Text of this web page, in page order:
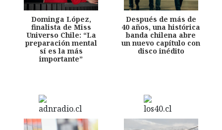
Dominga López,
finalista de Miss
Universo Chile: “La
preparación mental
sí es la más
importante”
Después de más de
40 años, una histórica
banda chilena abre
un nuevo capítulo con
disco inédito